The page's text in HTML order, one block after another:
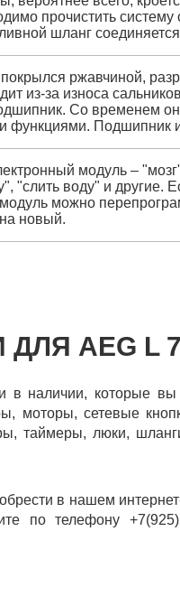
прочистить
шланг
ржавчиной,
из-за износа
Со временем
функциями. Подшипник
модуль –
"слить воду" и другие.
можно
новый.
AEG L
в наличии, которые вы
моторы, сетевые
таймеры, люки,
в нашем
по телефону